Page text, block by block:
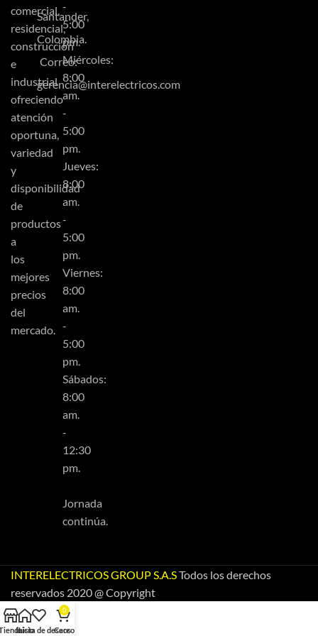
comercial,
residencial,
construcción
e
industrial
ofreciendo
atención
oportuna,
variedad
y
disponibilidad
de
productos
a
los
mejores
precios
del
mercado.
Santander,
Colombia.
Correo:
gerencia@interelectricos.com
-
5:00
pm.
Miércoles:
8:00
am.
-
5:00
pm.
Jueves:
8:00
am.
-
5:00
pm.
Viernes:
8:00
am.
-
5:00
pm.
Sábados:
8:00
am.
-
12:30
pm.
Jornada
continúa.
INTERELECTRICOS GROUP S.A.STodos los derechos
reservados 2020 @ Copyright
Inicio
Lista de deseos
0
Carro